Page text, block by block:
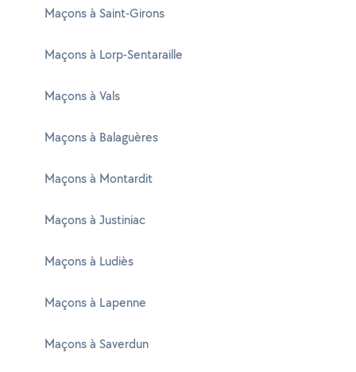
Maçons à Saint-Girons
Maçons à Lorp-Sentaraille
Maçons à Vals
Maçons à Balaguères
Maçons à Montardit
Maçons à Justiniac
Maçons à Ludiès
Maçons à Lapenne
Maçons à Saverdun